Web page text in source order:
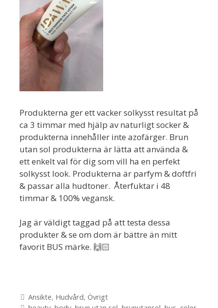
Produkterna ger ett vacker solkysst resultat på
ca 3 timmar med hjälp av naturligt socker &
produkterna innehåller inte azofärger. Brun
utan sol produkterna är lätta att använda &
ett enkelt val för dig som vill ha en perfekt
solkysst look. Produkterna är parfym & doftfri
& passar alla hudtoner. Återfuktar i 48
timmar & 100% vegansk.
Jag är väldigt taggad på att testa dessa
produkter & se om dom är bättre än mitt
favorit BUS märke. 🙌🏻
Kategorier
Ansikte, Hudvård, Övrigt